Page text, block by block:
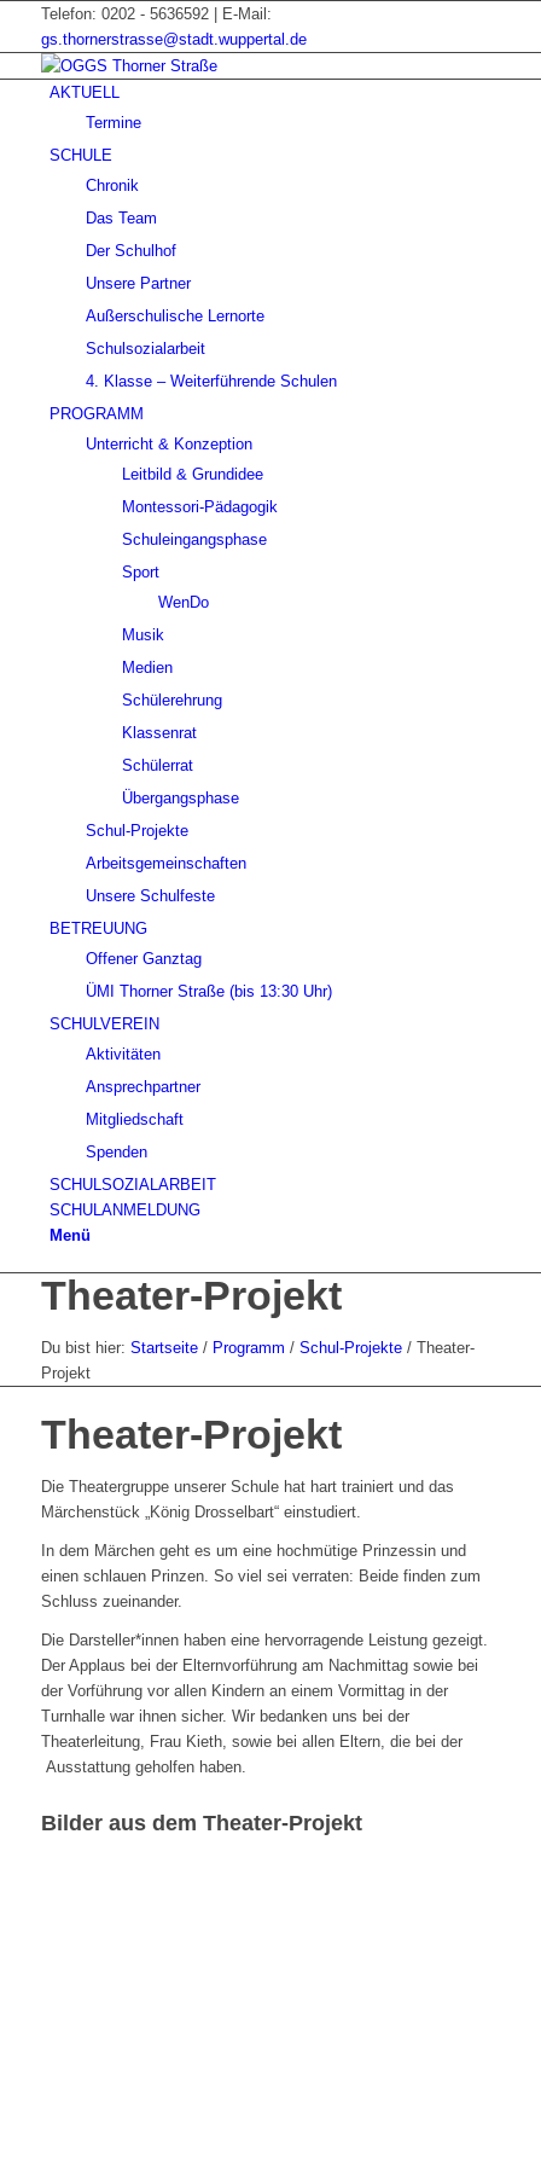
Telefon: 0202 - 5636592 | E-Mail:
gs.thornerstrasse@stadt.wuppertal.de
AKTUELL
Termine
SCHULE
Chronik
Das Team
Der Schulhof
Unsere Partner
Außerschulische Lernorte
Schulsozialarbeit
4. Klasse – Weiterführende Schulen
PROGRAMM
Unterricht & Konzeption
Leitbild & Grundidee
Montessori-Pädagogik
Schuleingangsphase
Sport
WenDo
Musik
Medien
Schülerehrung
Klassenrat
Schülerrat
Übergangsphase
Schul-Projekte
Arbeitsgemeinschaften
Unsere Schulfeste
BETREUUNG
Offener Ganztag
ÜMI Thorner Straße (bis 13:30 Uhr)
SCHULVEREIN
Aktivitäten
Ansprechpartner
Mitgliedschaft
Spenden
SCHULSOZIALARBEIT
SCHULANMELDUNG
Menü
Theater-Projekt
Du bist hier: Startseite / Programm / Schul-Projekte / Theater-
Projekt
Theater-Projekt
Die Theatergruppe unserer Schule hat hart trainiert und das
Märchenstück „König Drosselbart“ einstudiert.
In dem Märchen geht es um eine hochmütige Prinzessin und
einen schlauen Prinzen. So viel sei verraten: Beide finden zum
Schluss zueinander.
Die Darsteller*innen haben eine hervorragende Leistung gezeigt.
Der Applaus bei der Elternvorführung am Nachmittag sowie bei
der Vorführung vor allen Kindern an einem Vormittag in der
Turnhalle war ihnen sicher. Wir bedanken uns bei der
Theaterleitung, Frau Kieth, sowie bei allen Eltern, die bei der
Ausstattung geholfen haben.
Bilder aus dem Theater-Projekt